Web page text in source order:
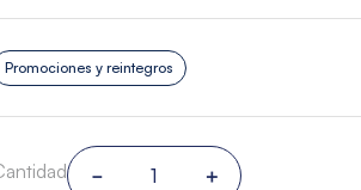
Promociones y reintegros
＋
－